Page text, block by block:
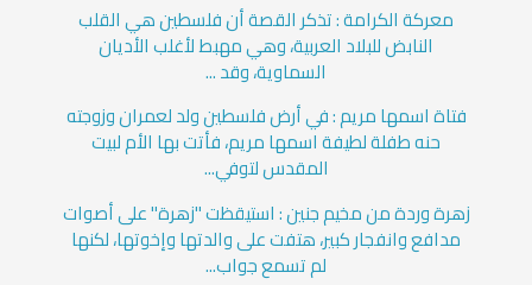
معركة الكرامة : تذكر القصة أن فلسطين هي القلب
النابض للبلاد العربية، وهي مهبط لأغلب الأديان
السماوية، وقد ...
فتاة اسمها مريم : في أرض فلسطين ولد لعمران وزوجته
حنه طفلة لطيفة اسمها مريم، فأتت بها الأم لبيت
المقدس لتوفي...
زهرة وردة من مخيم جنين : استيقظت "زهرة" على أصوات
مدافع وانفجار كبير، هتفت على والدتها وإخوتها، لكنها
لم تسمع جواب...